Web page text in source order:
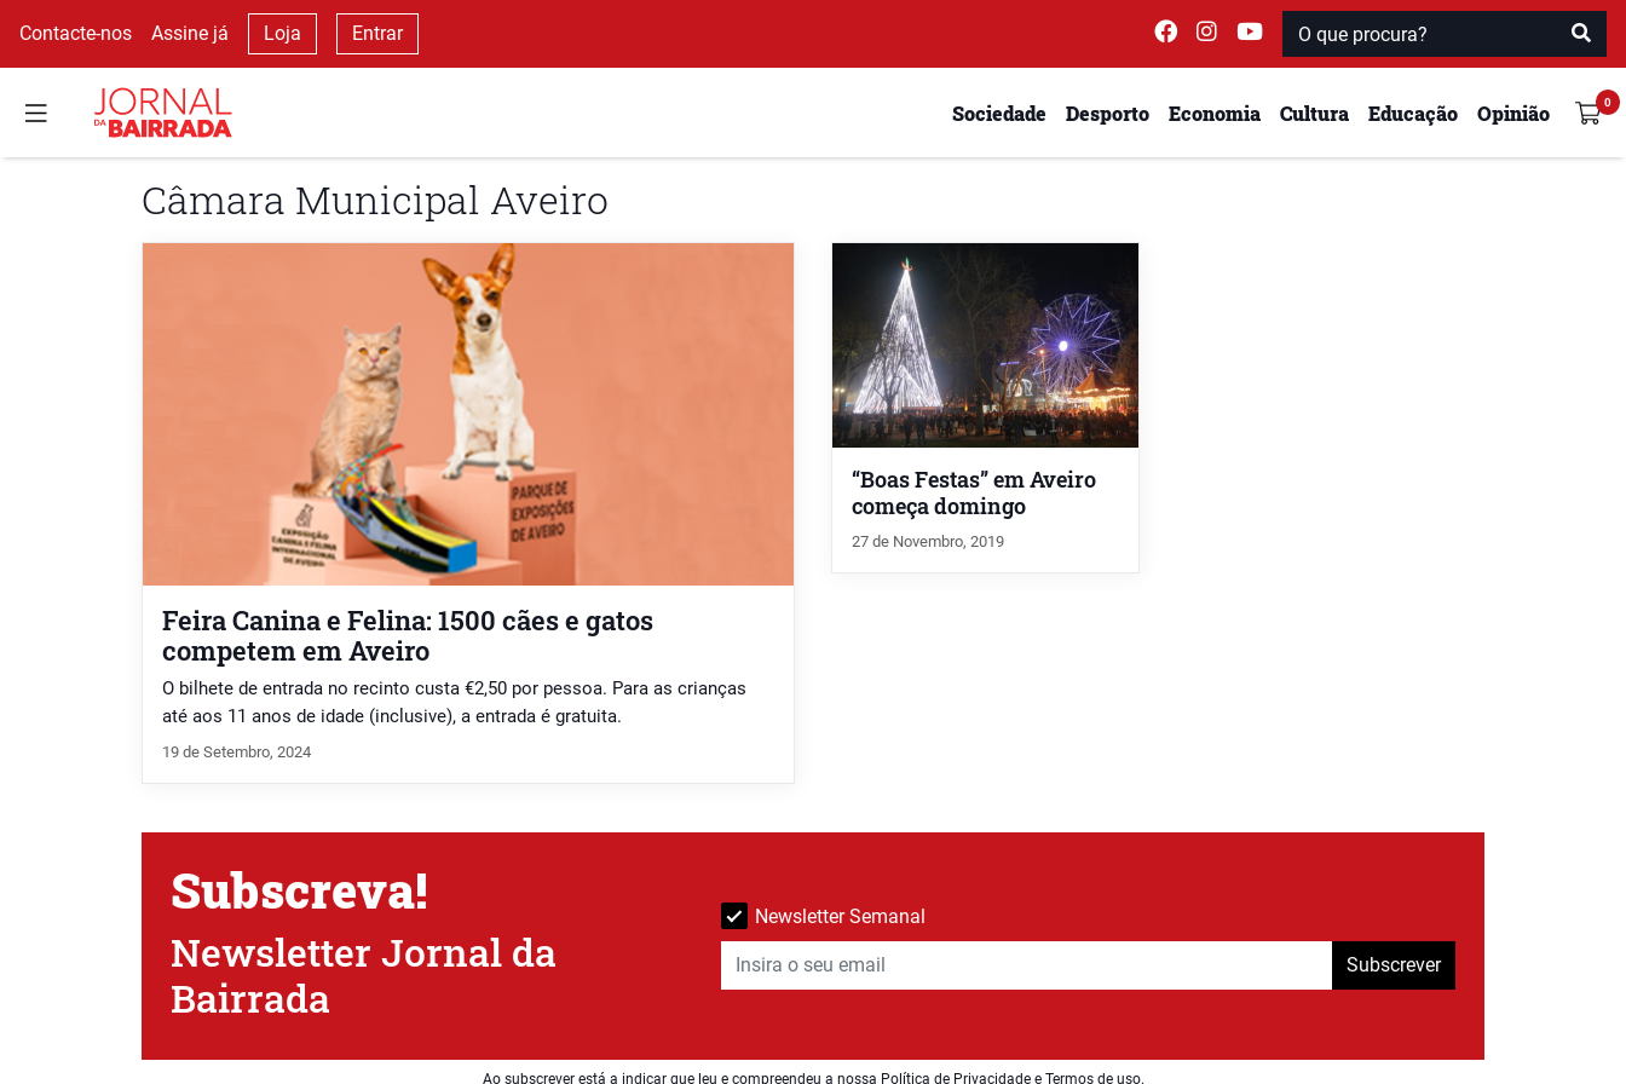
Contacte-nos Assine já Loja Entrar
Sociedade Desporto Economia Cultura Educação Opinião
Câmara Municipal Aveiro
Feira Canina e Felina: 1500 cães e gatos
competem em Aveiro
O bilhete de entrada no recinto custa €2,50 por pessoa. Para as crianças
até aos 11 anos de idade (inclusive), a entrada é gratuita.
19 de Setembro, 2024
“Boas Festas” em Aveiro
começa domingo
27 de Novembro, 2019
Subscreva!
Newsletter Jornal da
Bairrada
Newsletter Semanal
Subscrever
Ao subscrever está a indicar que leu e compreendeu a nossa Política de Privacidade e Termos de uso.